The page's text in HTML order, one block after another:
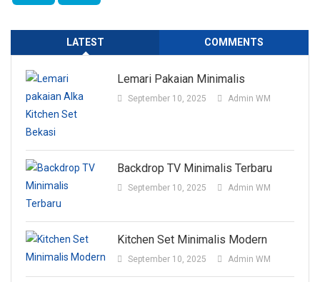
LATEST COMMENTS
Lemari Pakaian Minimalis
September 10, 2025 Admin WM
Backdrop TV Minimalis Terbaru
September 10, 2025 Admin WM
Kitchen Set Minimalis Modern
September 10, 2025 Admin WM